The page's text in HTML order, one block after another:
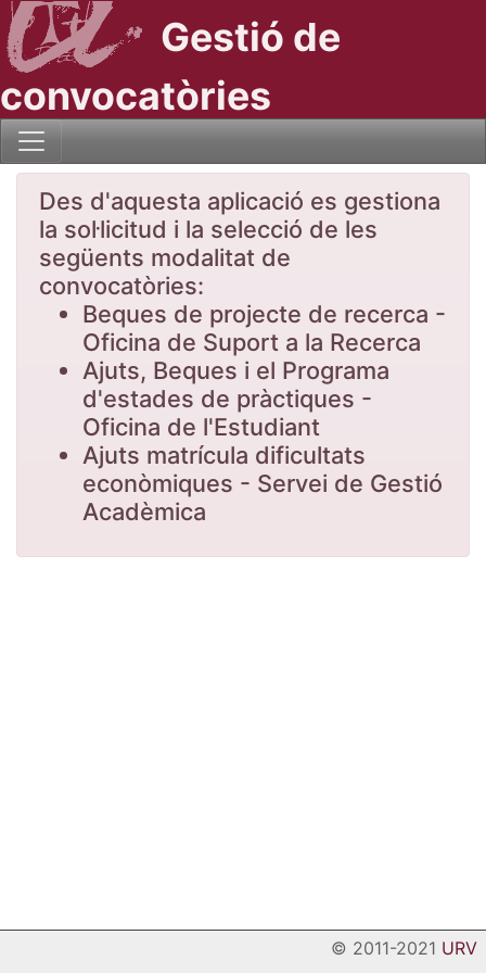
Gestió de
convocatòries
Des d'aquesta aplicació es gestiona
la sol·licitud i la selecció de les
següents modalitat de
convocatòries:
Beques de projecte de recerca -
Oficina de Suport a la Recerca
Ajuts, Beques i el Programa
d'estades de pràctiques -
Oficina de l'Estudiant
Ajuts matrícula dificultats
econòmiques - Servei de Gestió
Acadèmica
© 2011-2021 URV